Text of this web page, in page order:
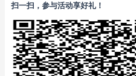
扫一扫，参与活动享好礼！